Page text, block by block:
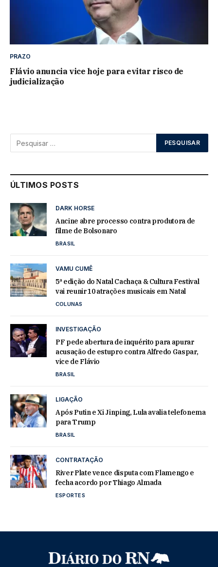
PRAZO
Flávio anuncia vice hoje para evitar risco de
judicialização
ÚLTIMOS POSTS
DARK HORSE
Ancine abre processo contra produtora de
filme de Bolsonaro
BRASIL
VAMU CUMÊ
5ª edição do Natal Cachaça & Cultura Festival
vai reunir 10 atrações musicais em Natal
COLUNAS
INVESTIGAÇÃO
PF pede abertura de inquérito para apurar
acusação de estupro contra Alfredo Gaspar,
vice de Flávio
BRASIL
LIGAÇÃO
Após Putin e Xi Jinping, Lula avalia telefonema
para Trump
BRASIL
CONTRATAÇÃO
River Plate vence disputa com Flamengo e
fecha acordo por Thiago Almada
ESPORTES